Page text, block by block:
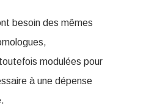
besoin des mêmes
modulées pour
à une dépense